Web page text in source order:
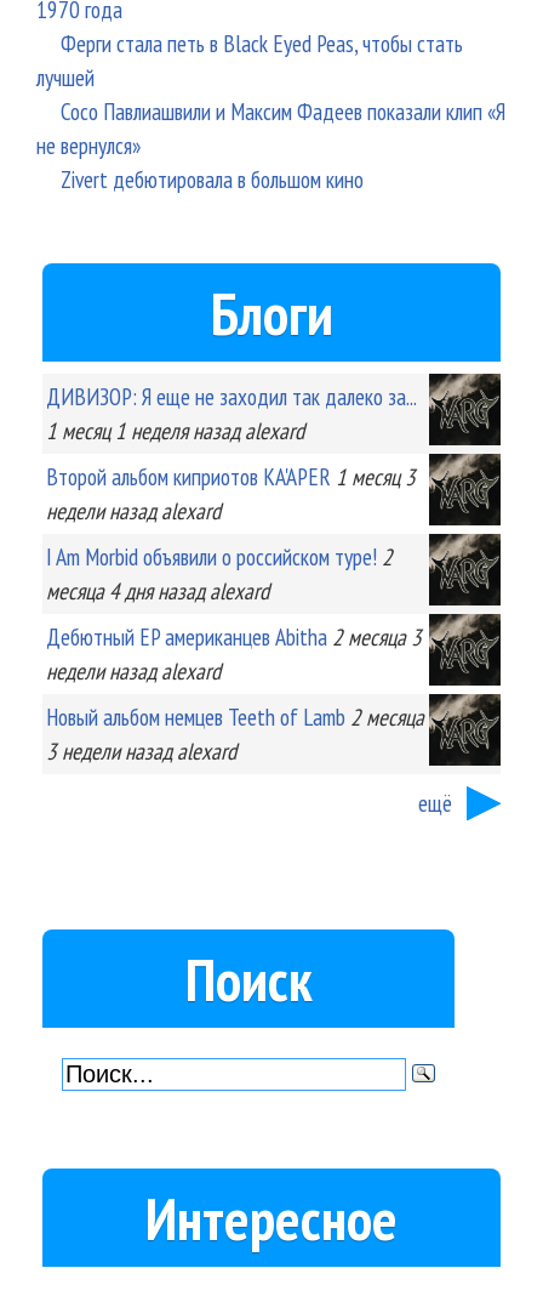
1970 года
Ферги стала петь в Black Eyed Peas, чтобы стать
лучшей
Сосо Павлиашвили и Максим Фадеев показали клип «Я
не вернулся»
Zivert дебютировала в большом кино
Блоги
ДИВИЗОР: Я еще не заходил так далеко за...
1 месяц 1 неделяназад alexard
Второй альбом киприотов KA'APER 1 месяц 3
неделиназад alexard
I Am Morbid объявили о российском туре! 2
месяца 4 дняназад alexard
Дебютный EP американцев Abitha 2 месяца 3
неделиназад alexard
Новый альбом немцев Teeth of Lamb 2 месяца
3 неделиназад alexard
ещё
Поиск
Интересное